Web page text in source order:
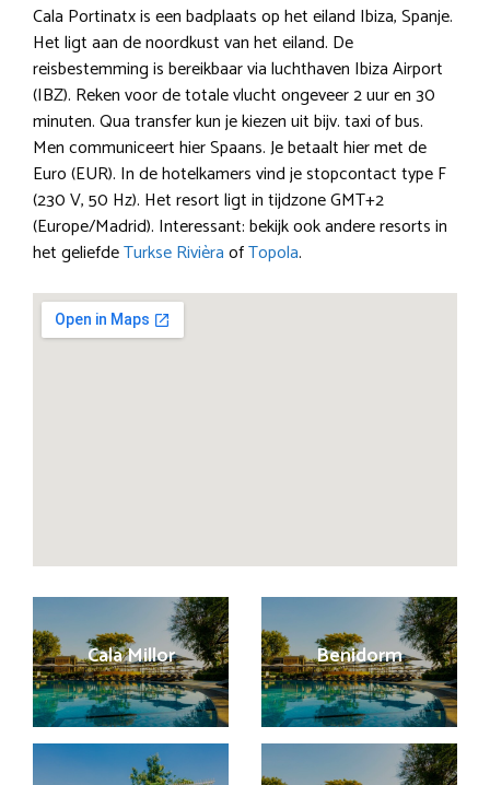
Cala Portinatx is een badplaats op het eiland Ibiza, Spanje.
Het ligt aan de noordkust van het eiland. De
reisbestemming is bereikbaar via luchthaven Ibiza Airport
(IBZ). Reken voor de totale vlucht ongeveer 2 uur en 30
minuten. Qua transfer kun je kiezen uit bijv. taxi of bus.
Men communiceert hier Spaans. Je betaalt hier met de
Euro (EUR). In de hotelkamers vind je stopcontact type F
(230 V, 50 Hz). Het resort ligt in tijdzone GMT+2
(Europe/Madrid). Interessant: bekijk ook andere resorts in
het geliefdeTurkse RivièraofTopola.
Cala Millor Benidorm